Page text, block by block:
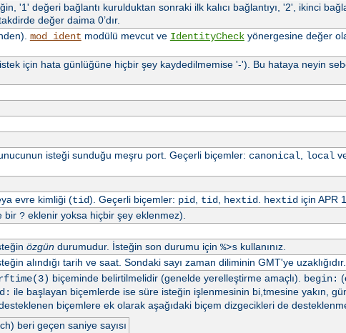
'1' değeri bağlantı kurulduktan sonraki ilk kalıcı bağlantıyı, '2', ikinci
değer daima 0’dır.
mod_ident modülü mevcut ve IdentityCheckyönergesine değer
için hata günlüğüne hiçbir şey kaydedilmemise '-'). Bu hataya neyin
isteği sunduğu meşru port. Geçerli biçemler: canonical local
evre kimliği (tid). Geçerli biçemler: pid, tid, hextid. hextidiçin APR
bir ?eklenir yoksa hiçbir şey eklenmez).
özgündurumudur. İsteğin son durumu için %>skullanınız.
alındığı tarih ve saat. Sondaki sayı zaman diliminin GMT'ye uzaklığıdır.
biçeminde belirtilmelidir (genelde yerelleştirme amaçlı). begin:
ile başlayan biçemlerde ise süre isteğin işlenmesinin bi,tmesine yakın,
biçemlere ek olarak aşağıdaki biçem dizgecikleri de
beri geçen saniye sayısı